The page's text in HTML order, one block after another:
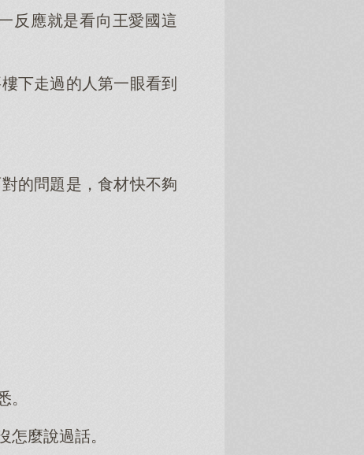
反應就是看向王愛國這
下走過的人第一眼看到
的問題是，食材快不夠
。
麼說過話。